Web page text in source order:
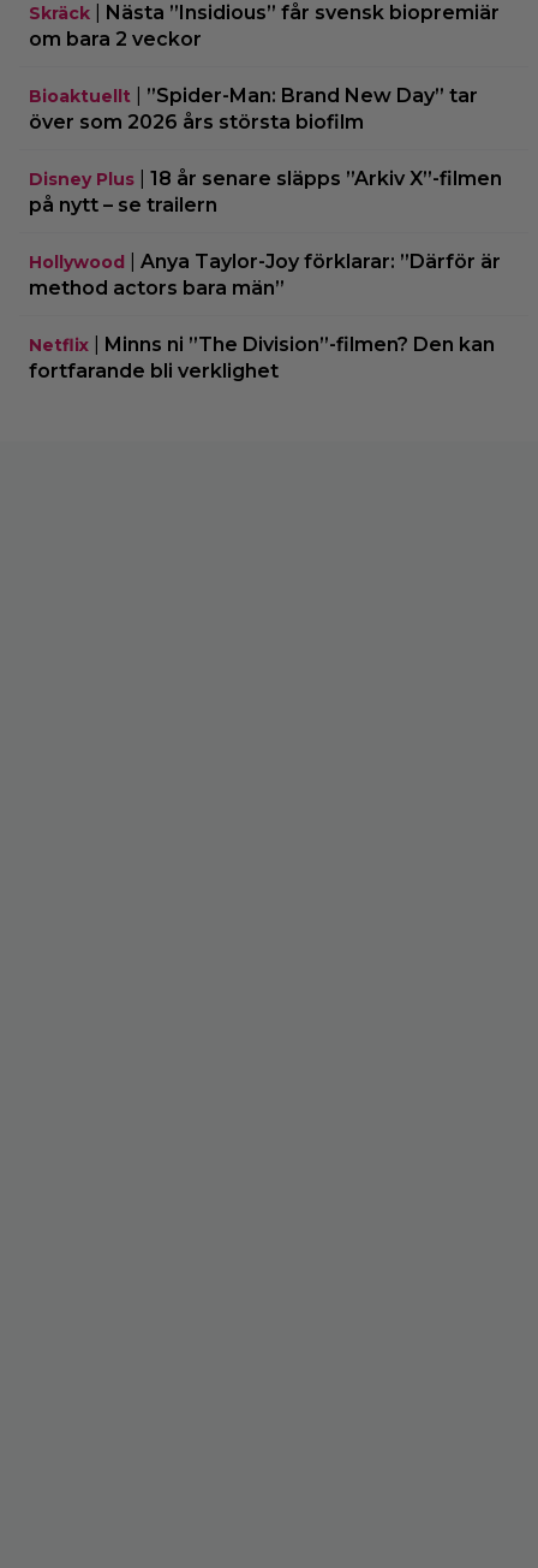
Skräck
Nästa ”Insidious” får svensk biopremiär
om bara 2 veckor
Bioaktuellt
”Spider-Man: Brand New Day” tar
över som 2026 års största biofilm
Disney Plus
18 år senare släpps ”Arkiv X”-filmen
på nytt – se trailern
Hollywood
Anya Taylor-Joy förklarar: ”Därför är
method actors bara män”
Netflix
Minns ni ”The Division”-filmen? Den kan
fortfarande bli verklighet